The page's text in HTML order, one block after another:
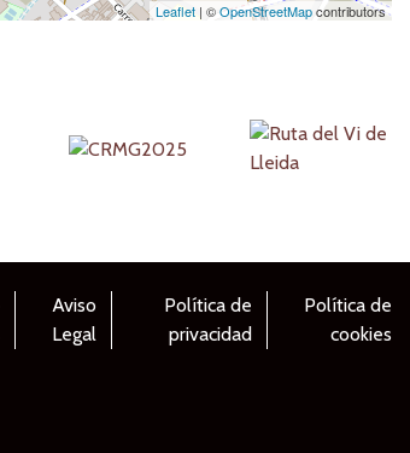
Leaflet | ©OpenStreetMapcontributors
Aviso
Legal
Política de
privacidad
Política de
cookies